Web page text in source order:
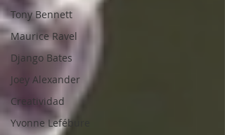
Tony Bennett
Maurice Ravel
Django Bates
Joey Alexander
Creatividad
Yvonne Lefébure